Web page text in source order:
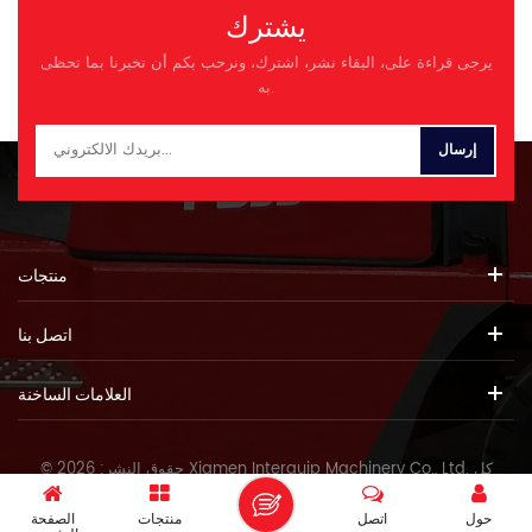
يشترك
يرجى قراءة على، البقاء نشر، اشترك، ونرحب بكم أن تخبرنا بما تحظى
به.
منتجات
اتصل بنا
العلامات الساخنة
© حقوق النشر: 2026 Xiamen Interquip Machinery Co., Ltd. كل
الصفحة منتجات حول اتصل